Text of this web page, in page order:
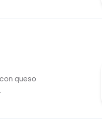
queso